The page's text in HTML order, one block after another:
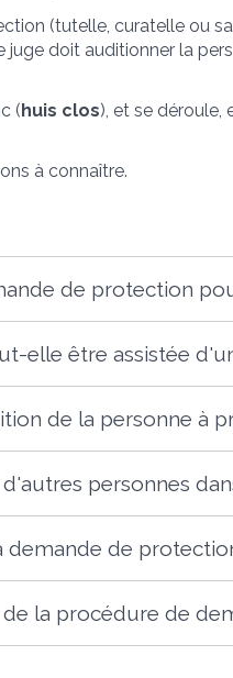
(tutelle, curatelle ou
juge doit auditionner la
(huis clos), et se déroule,
à connaître.
de protection
elle être assistée
de la personne à
personnes
de
la procédure de